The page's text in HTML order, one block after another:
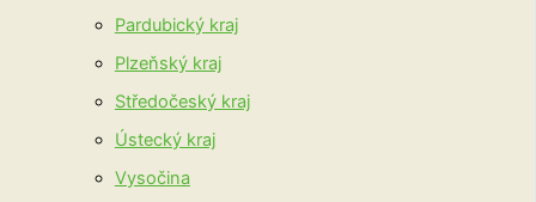
Pardubický kraj
Plzeňský kraj
Středočeský kraj
Ústecký kraj
Vysočina